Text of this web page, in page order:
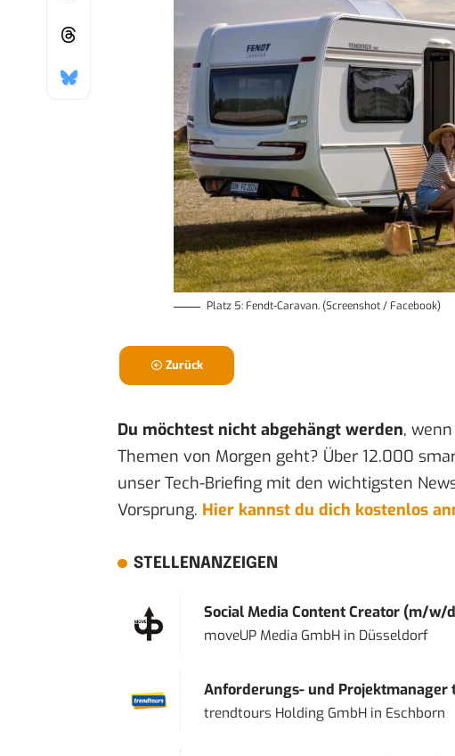
Platz 5: Fendt-Caravan. (Screenshot / Facebook)
Zurück
Du möchtest nicht abgehängt werden,
Themen von Morgen geht? Über 12.000
unser Tech-Briefing mit den wichtigsten
Vorsprung. Hier kannst du dich kostenlos
STELLENANZEIGEN
Social Media Content Creator (m/w/
moveUP Media GmbHin Düsseldorf
Anforderungs- und Projektmanager
trendtours Holding GmbHin Eschborn